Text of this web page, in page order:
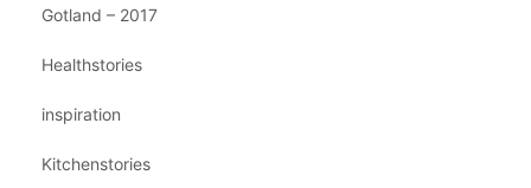
Gotland – 2017
Healthstories
inspiration
Kitchenstories